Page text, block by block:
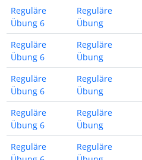
Reguläre
Übung 6
Reguläre
Übung
Reguläre
Übung 6
Reguläre
Übung
Reguläre
Übung 6
Reguläre
Übung
Reguläre
Übung 6
Reguläre
Übung
Reguläre
Reguläre